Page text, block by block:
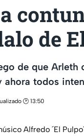
de
de que
ahora todos
🕑 13:50
Alfredo ´El